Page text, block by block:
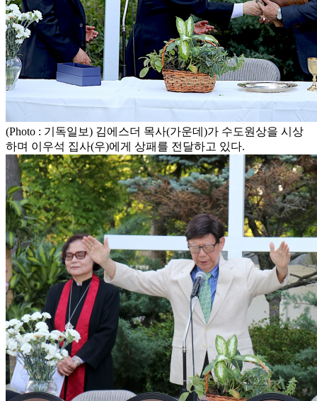
(Photo : 기독일보) 김에스더 목사(가운데)가 수도원상을 시상
하며 이우석 집사(우)에게 상패를 전달하고 있다.